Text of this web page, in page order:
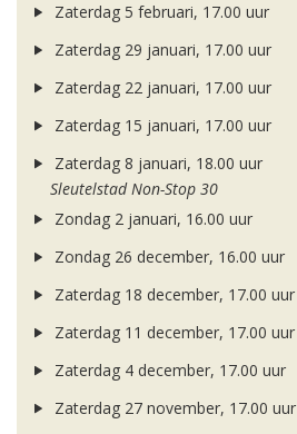
Zaterdag 5 februari, 17.00 uur
Zaterdag 29 januari, 17.00 uur
Zaterdag 22 januari, 17.00 uur
Zaterdag 15 januari, 17.00 uur
Zaterdag 8 januari, 18.00 uur
Sleutelstad Non-Stop 30
Zondag 2 januari, 16.00 uur
Zondag 26 december, 16.00 uur
Zaterdag 18 december, 17.00 uur
Zaterdag 11 december, 17.00 uur
Zaterdag 4 december, 17.00 uur
Zaterdag 27 november, 17.00 uur